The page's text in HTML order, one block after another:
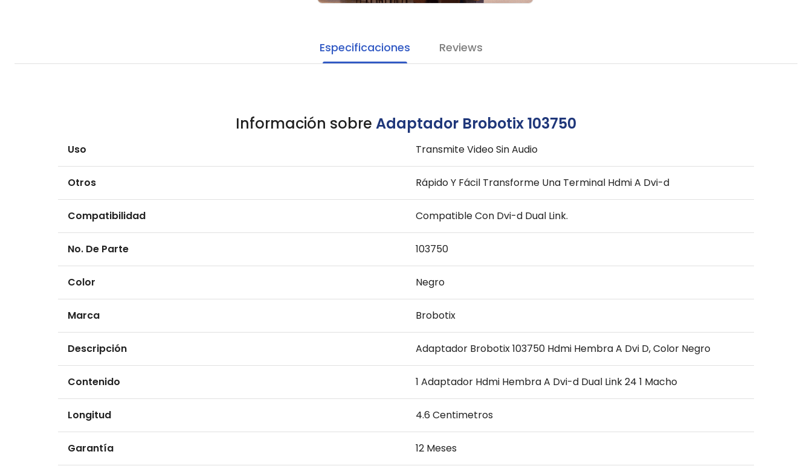
Especificaciones Reviews
Información sobre Adaptador Brobotix 103750
Uso Transmite Video Sin Audio
Otros Rápido Y Fácil Transforme Una Terminal Hdmi A Dvi-d
Compatibilidad Compatible Con Dvi-d Dual Link.
No. De Parte 103750
Color Negro
Marca Brobotix
Descripción Adaptador Brobotix 103750 Hdmi Hembra A Dvi D, Color Negro
Contenido 1 Adaptador Hdmi Hembra A Dvi-d Dual Link 24 1 Macho
Longitud 4.6 Centimetros
Garantía 12 Meses